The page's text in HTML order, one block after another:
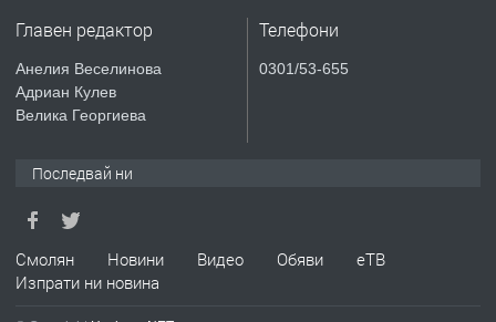
ТЪРСИ
ПРЕДЛАГА Давам Заведение Под Наем
Главен редактор
Анелия Веселинова
Адриан Кулев
Велика Георгиева
Телефони
0301/53-655
Последвай ни
Смолян Новини Видео Обяви
еТВ
Изпрати ни новина